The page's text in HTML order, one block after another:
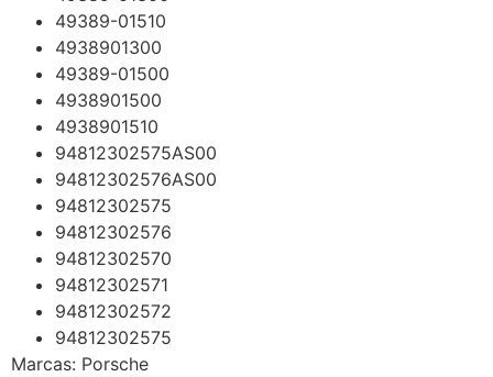
49389-01510
4938901300
49389-01500
4938901500
4938901510
94812302575AS00
94812302576AS00
94812302575
94812302576
94812302570
94812302571
94812302572
94812302575
Marcas: Porsche